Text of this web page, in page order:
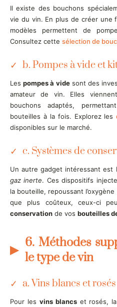
Il existe des bouchons
vie du vin. En plus de créer une
modèles permettent de
Consultez cette sélection de
b. Pompes à vide et
Lespompes à videsont des
amateur de vin. Elles
bouchons adaptés,
bouteilles à la fois. Explorez les
disponibles sur le marché.
c. Systèmes de
Un autre gadget intéressant est
gaz inerte. Ces dispositifs
la bouteille, repoussant
que plus coûteux, ceux-ci
conservation de vos bouteilles
6. Méthodes
le type de vin
a. Vins blancs et rosés
Pour les vins blancset rosés,